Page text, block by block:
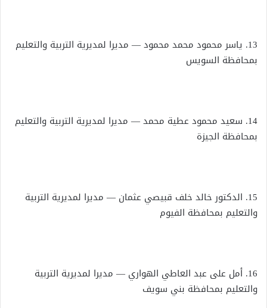
13. ياسر محمود محمد محمود — مديرا لمديرية التربية والتعليم
بمحافظة السويس
14. سعيد محمود عطية محمد — مديرا لمديرية التربية والتعليم
بمحافظة الجيزة
15. الدكتور خالد خلف قبيصي عثمان — مديرا لمديرية التربية
والتعليم بمحافظة الفيوم
16. أمل على عبد العاطي الهواري — مديرا لمديرية التربية
والتعليم بمحافظة بني سويف